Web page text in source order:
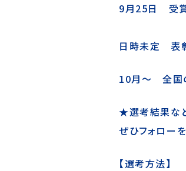
9月25日 受
日時未定 表
10月～ 全国
★選考結果な
ぜひフォロー
【選考方法】